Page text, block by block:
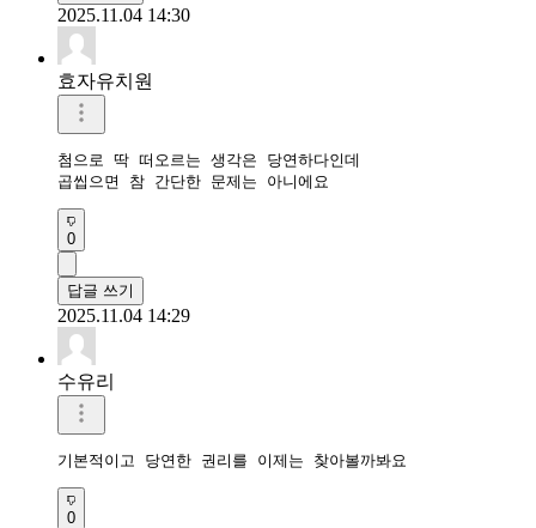
2025.11.04 14:30
효자유치원
첨으로 딱 떠오르는 생각은 당연하다인데
0
답글 쓰기
2025.11.04 14:29
수유리
기본적이고 당연한 권리를 이제는 찾아볼까봐요
0